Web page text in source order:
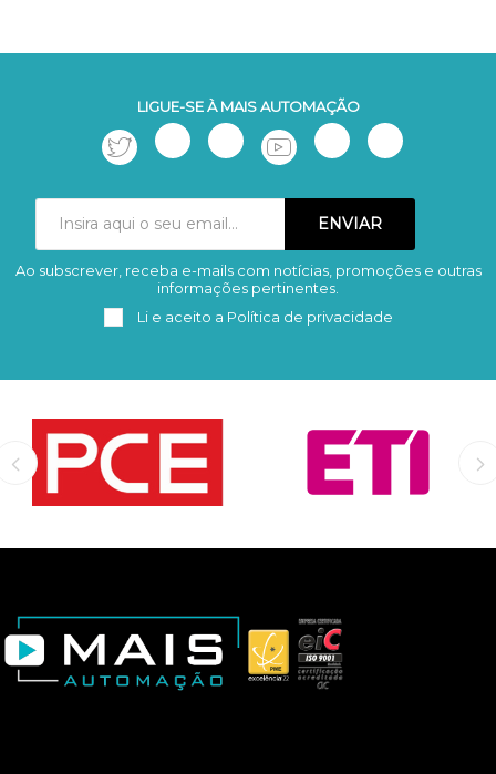
LIGUE-SE À MAIS AUTOMAÇÃO
Subscrever Remover
Ao subscrever, receba e-mails com notícias, promoções e outras
informações pertinentes.
Li e aceito a Política de privacidade